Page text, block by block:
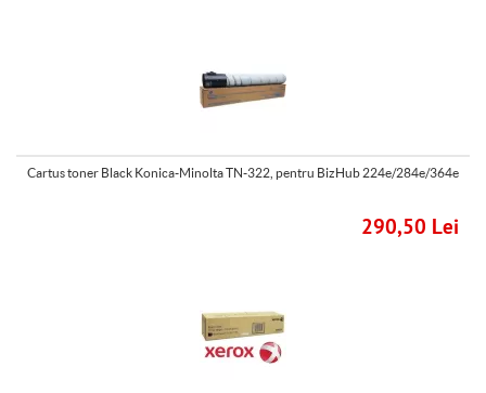
Cartus toner Black Konica-Minolta TN-322, pentru BizHub 224e/284e/364e
290,50 Lei